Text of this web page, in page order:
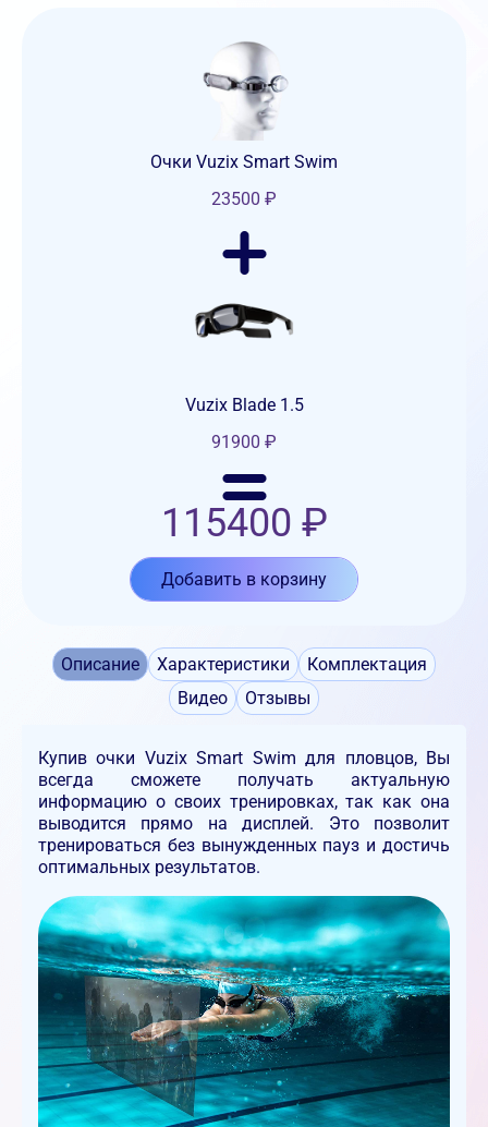
Очки Vuzix Smart Swim
23500 ₽
Vuzix Blade 1.5
91900 ₽
115400 ₽
Добавить в корзину
Описание Характеристики
Комплектация
Видео
Отзывы
Купив очки Vuzix Smart Swim для пловцов, Вы
всегда сможете получать актуальную
информацию о своих тренировках, так как она
выводится прямо на дисплей. Это позволит
тренироваться без вынужденных пауз и достичь
оптимальных результатов.